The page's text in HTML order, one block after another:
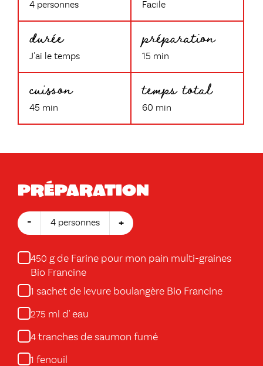
4 personnes Facile
durée
J'ai le temps
préparation
15 min
cuisson
45 min
temps total
60 min
Préparation
- 4 personnes +
450 g de Farine pour mon pain multi-graines
Bio Francine
1 sachet de levure boulangère Bio Francine
275 ml d' eau
4 tranches de saumon fumé
1 fenouil